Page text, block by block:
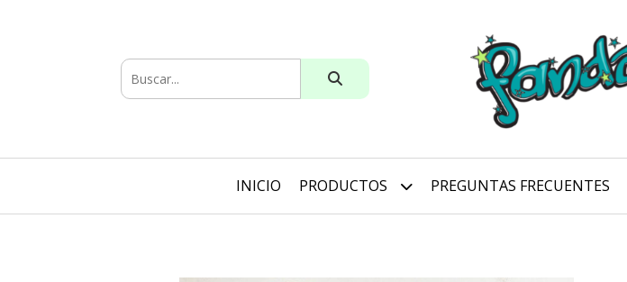
INICIO PRODUCTOS PREGUNTAS FRECUENTES